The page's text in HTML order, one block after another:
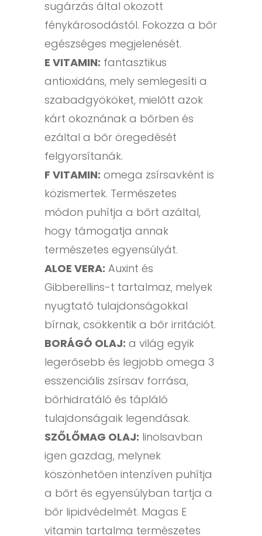
sugárzás által okozott
fénykárosodástól. Fokozza a bőr
egészséges megjelenését.
E VITAMIN: fantasztikus
antioxidáns, mely semlegesíti a
szabadgyököket, mielőtt azok
kárt okoznának a bőrben és
ezáltal a bőr öregedését
felgyorsítanák.
F VITAMIN: omega zsírsavként is
közismertek. Természetes
módon puhítja a bőrt azáltal,
hogy támogatja annak
természetes egyensúlyát.
ALOE VERA: Auxint és
Gibberellins-t tartalmaz, melyek
nyugtató tulajdonságokkal
bírnak, csökkentik a bőr irritációt.
BORÁGÓ OLAJ: a világ egyik
legerősebb és legjobb omega 3
esszenciális zsírsav forrása,
bőrhidratáló és tápláló
tulajdonságaik legendásak.
SZŐLŐMAG OLAJ: linolsavban
igen gazdag, melynek
köszönhetően intenzíven puhítja
a bőrt és egyensúlyban tartja a
bőr lipidvédelmét. Magas E
vitamin tartalma természetes